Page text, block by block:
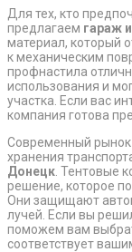
Для тех, кто
предлагаем гараж
материал, который
к механическим
профнастила
использования и
участка. Если вас
компания готова
Современный рынок
хранения
Донецк . Тентовые
решение, которое
Они защищают
лучей. Если вы
поможем вам
соответствует